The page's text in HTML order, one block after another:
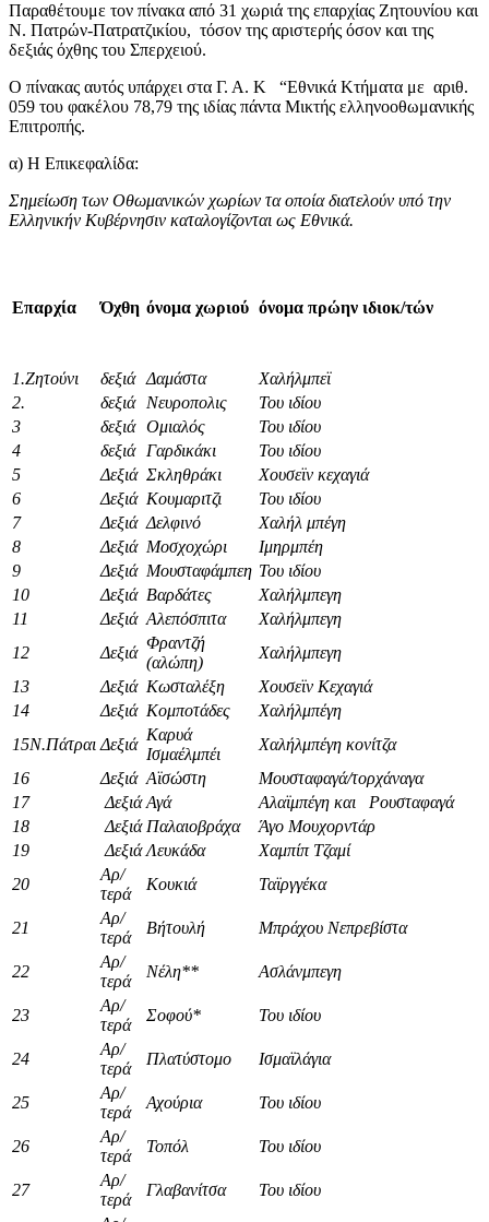
Παραθέτουμε τον πίνακα από 31 χωριά της επαρχίας Ζητουνίου και
Ν. Πατρών-Πατρατζικίου, τόσον της αριστερής όσον και της
δεξιάς όχθης του Σπερχειού.
Ο πίνακας αυτός υπάρχει στα Γ. Α. Κ “Εθνικά Κτήματα με αριθ.
059 του φακέλου 78,79 της ιδίας πάντα Μικτής ελληνοοθωμανικής
Επιτροπής.
α) Η Επικεφαλίδα:
Σημείωση των Οθωμανικών χωρίων τα οποία διατελούν υπό την
Ελληνικήν Κυβέρνησιν καταλογίζονται ως Εθνικά.
Επαρχία Όχθη όνομα χωριού όνομα πρώην ιδιοκ/τών
1.Ζητούνι δεξιά Δαμάστα
Χαλήλμπεϊ
2.
δεξιά Νευροπολις
Του ιδίου
3
δεξιά Ομιαλός
Του ιδίου
4
δεξιά Γαρδικάκι
Του ιδίου
5
Δεξιά Σκληθράκι
Χουσεϊν κεχαγιά
6
Δεξιά Κουμαριτζι
Του ιδίου
7
Δεξιά Δελφινό
Χαλήλ μπέγη
8
Δεξιά Μοσχοχώρι
Ιμηρμπέη
9
Δεξιά Μουσταφάμπεη Του ιδίου
10
Δεξιά Βαρδάτες
Χαλήλμπεγη
11
Δεξιά Αλεπόσπιτα
Χαλήλμπεγη
12
Δεξιά
Φραντζή
(αλώπη)
Χαλήλμπεγη
13
Δεξιά Κωσταλέξη
Χουσεϊν Κεχαγιά
14
Δεξιά Κομποτάδες
Χαλήλμπέγη
15Ν.Πάτραι Δεξιά
Καρυά
Ισμαέλμπέι
Χαλήλμπέγη κονίτζα
16
Δεξιά Αϊσώστη
Μουσταφαγά/τορχάναγα
17
Δεξιά Αγά
Αλαϊμπέγη και Ρουσταφαγά
18
Δεξιά Παλαιοβράχα
Άγο Μουχορντάρ
19
Δεξιά Λευκάδα
Χαμπίπ Τζαμί
20
Αρ/
τερά
Κουκιά Ταϊργγέκα
21
Αρ/
τερά
Βήτουλή Μπράχου Νεπρεβίστα
22
Αρ/
τερά
Νέλη** Ασλάνμπεγη
23
Αρ/
τερά
Σοφού* Του ιδίου
24
Αρ/
τερά
Πλατύστομο Ισμαϊλάγια
25
Αρ/
τερά
Αχούρια Του ιδίου
26
Αρ/
τερά
Τοπόλ Του ιδίου
27
Αρ/
τερά
Γλαβανίτσα Του ιδίου